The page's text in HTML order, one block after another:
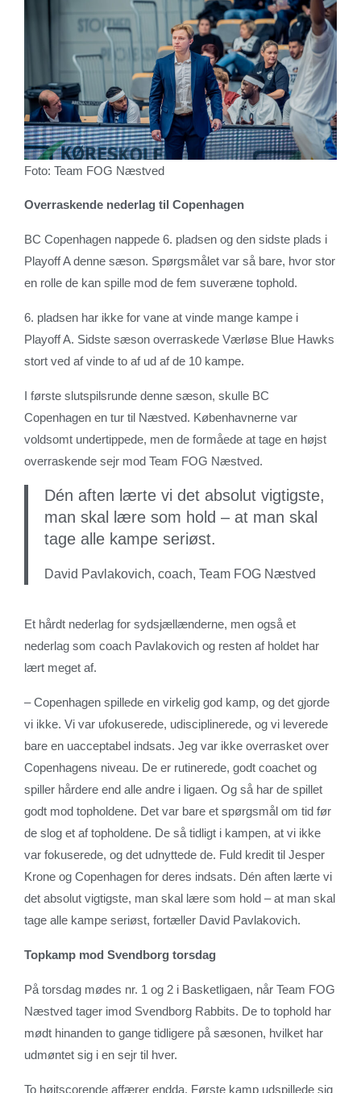
Foto: Team FOG Næstved
Overraskende nederlag til Copenhagen
BC Copenhagen nappede 6. pladsen og den sidste plads i
Playoff A denne sæson. Spørgsmålet var så bare, hvor stor
en rolle de kan spille mod de fem suveræne tophold.
6. pladsen har ikke for vane at vinde mange kampe i
Playoff A. Sidste sæson overraskede Værløse Blue Hawks
stort ved af vinde to af ud af de 10 kampe.
I første slutspilsrunde denne sæson, skulle BC
Copenhagen en tur til Næstved. Københavnerne var
voldsomt undertippede, men de formåede at tage en højst
overraskende sejr mod Team FOG Næstved.
Dén aften lærte vi det absolut vigtigste,
man skal lære som hold – at man skal
tage alle kampe seriøst.
David Pavlakovich, coach, Team FOG Næstved
Et hårdt nederlag for sydsjællænderne, men også et
nederlag som coach Pavlakovich og resten af holdet har
lært meget af.
– Copenhagen spillede en virkelig god kamp, og det gjorde
vi ikke. Vi var ufokuserede, udisciplinerede, og vi leverede
bare en uacceptabel indsats. Jeg var ikke overrasket over
Copenhagens niveau. De er rutinerede, godt coachet og
spiller hårdere end alle andre i ligaen. Og så har de spillet
godt mod topholdene. Det var bare et spørgsmål om tid før
de slog et af topholdene. De så tidligt i kampen, at vi ikke
var fokuserede, og det udnyttede de. Fuld kredit til Jesper
Krone og Copenhagen for deres indsats. Dén aften lærte vi
det absolut vigtigste, man skal lære som hold – at man skal
tage alle kampe seriøst, fortæller David Pavlakovich.
Topkamp mod Svendborg torsdag
På torsdag mødes nr. 1 og 2 i Basketligaen, når Team FOG
Næstved tager imod Svendborg Rabbits. De to tophold har
mødt hinanden to gange tidligere på sæsonen, hvilket har
udmøntet sig i en sejr til hver.
To højtscorende affærer endda. Første kamp udspillede sig